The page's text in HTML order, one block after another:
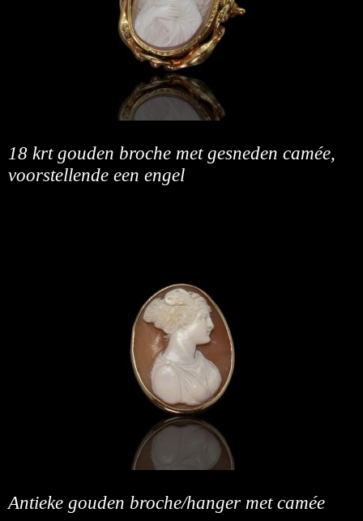
18 krt gouden broche met gesneden camée,
voorstellende een engel
Antieke gouden broche/hanger met camée